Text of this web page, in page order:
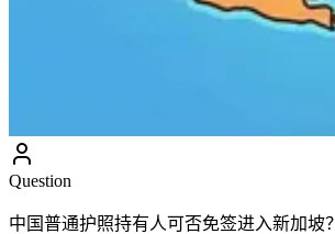
Question
中国普通护照持有人可否免签进入新加坡？